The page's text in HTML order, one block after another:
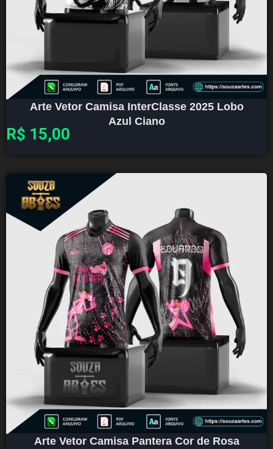
Arte Vetor Camisa InterClasse 2025 Lobo
Azul Ciano
R$ 15,00
Arte Vetor Camisa Pantera Cor de Rosa